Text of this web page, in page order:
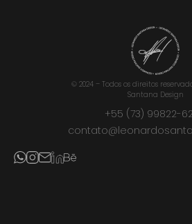
© 2024 – Todos os direitos
Santana Design
+55 (73) 99822-